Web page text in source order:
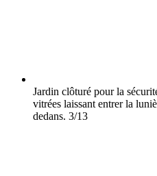
Jardin clôturé pour la
vitrées laissant entrer la
dedans. 3/13